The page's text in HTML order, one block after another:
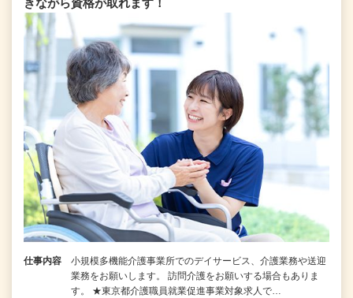
きながら資格が取れます！
仕事内容
小規模多機能介護事業所でのデイサービス、介護業務や送迎
業務をお願いします。 訪問介護をお願いする場合もありま
す。 ★東京都介護職員就業促進事業対象求人で…